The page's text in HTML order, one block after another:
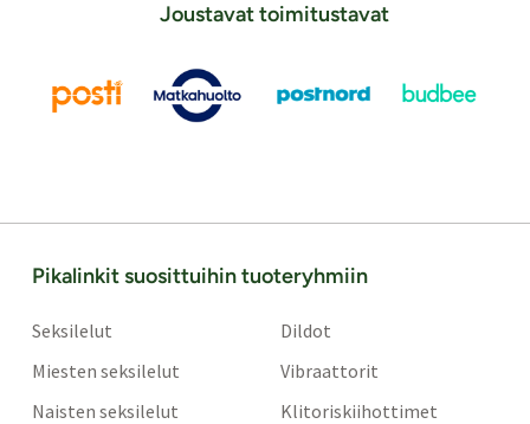
Joustavat toimitustavat
Pikalinkit suosittuihin tuoteryhmiin
Seksilelut
Miesten seksilelut
Naisten seksilelut
Dildot
Vibraattorit
Klitoriskiihottimet